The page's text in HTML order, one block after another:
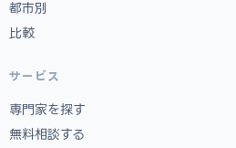
都市別
比較
サービス
専門家を探す
無料相談する